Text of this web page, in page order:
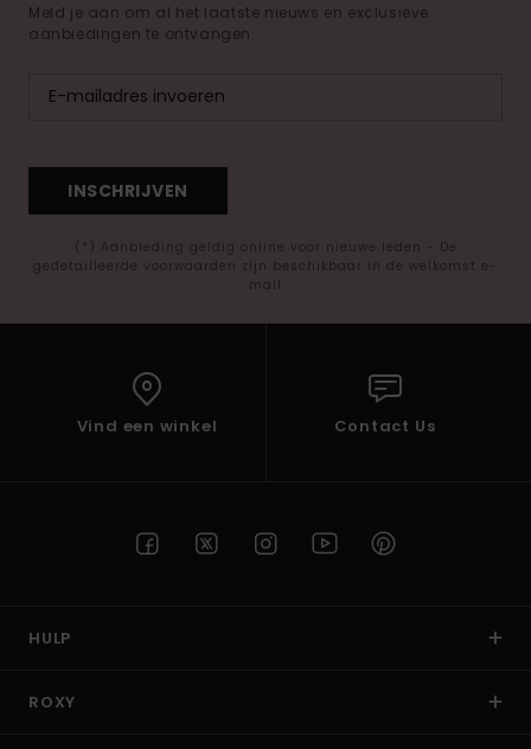
Meld je aan om al het laatste nieuws en exclusieve
aanbiedingen te ontvangen.
INSCHRIJVEN
(*) Aanbieding geldig online voor nieuwe leden - De
gedetailleerde voorwaarden zijn beschikbaar in de welkomst e-
mail
Vind een winkel Contact Us
HULP
ROXY